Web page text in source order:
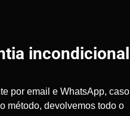
incondicional
por email e WhatsApp, caso
método, devolvemos todo o